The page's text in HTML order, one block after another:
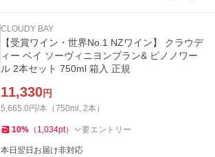
CLOUDY BAY
【受賞ワイン・世界No.1 NZワイン】 クラウデ
ィー ベイ ソーヴィニヨンブラン& ピノノワー
ル 2本セット 750ml 箱入 正規
11,330円
5,665.0円/本（750ml, 2本）
10% （ 1,034pt） 要エントリー
本日翌日お届け非対応